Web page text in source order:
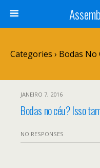
Categories › Bodas No
JANEIRO 7, 2016
Bodas no céu? Isso
NO RESPONSES